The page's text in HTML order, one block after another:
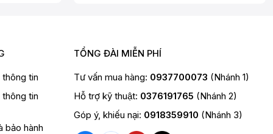
tin
tin
bảo hành
TỔNG ĐÀI MIỄN PHÍ
Tư vấn mua hàng: 0937700073 (Nhánh 1)
Hỗ trợ kỹ thuật: 0376191765 (Nhánh 2)
Góp ý, khiếu nại: 0918359910 (Nhánh 3)